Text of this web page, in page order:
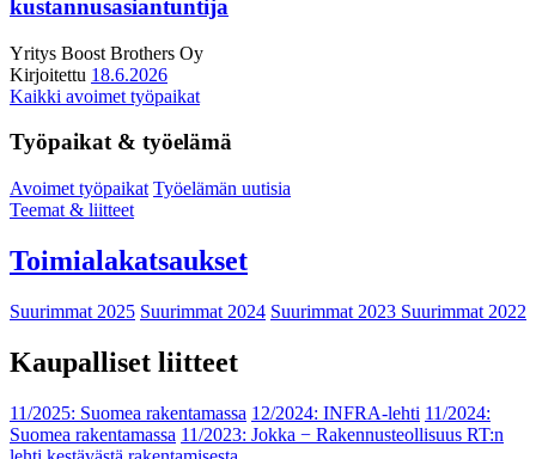
kustannusasiantuntija
Yritys Boost Brothers Oy
Kirjoitettu 18.6.2026
Kaikki avoimet työpaikat
Työpaikat & työelämä
Avoimet työpaikat Työelämän uutisia
Teemat & liitteet
Toimialakatsaukset
Suurimmat 2025 Suurimmat 2024 Suurimmat 2023 Suurimmat 2022
Kaupalliset liitteet
11/2025: Suomea rakentamassa 12/2024: INFRA-lehti 11/2024:
Suomea rakentamassa 11/2023: Jokka − Rakennusteollisuus RT:n